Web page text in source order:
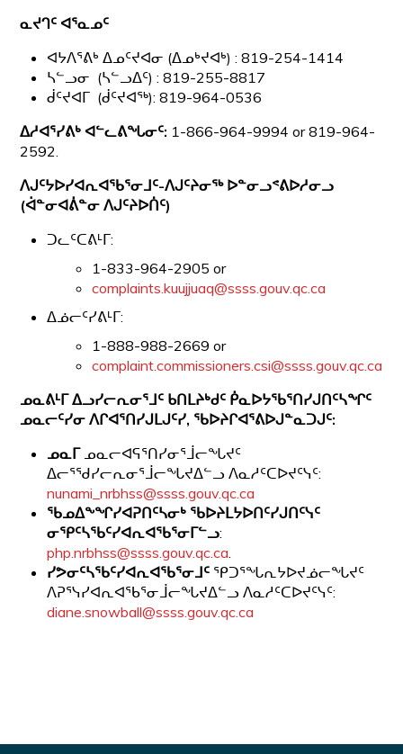
ᓇᔪᒉᑦ ᐊᕐᓇᓄᑦ
ᐊᔭᐱᕐᕕᒃ ᐃᓄᑦᔪᐊᓂ (ᐃᓄᒃᔪᐊᒃ) : 819-254-1414
ᓴᓪᓗᓂ (ᓴᓪᓗᐃᑦ) : 819-255-8817
ᑰᑦᔪᐊᒥ (ᑰᑦᔪᐊᖅ): 819-964-0536
ᐃᓱᐊᕐᓯᕕᒃ ᐊᓪᓚᕕᖓᓂᑦ: 1-866-964-9994 or 819-964-
2592.
ᐱᒍᑦᔭᐅᓯᐊᕆᐊᖃᕐᓂᒧᑦ-ᐱᒍᑦᔨᓂᖅ ᐅᓐᓂᓗᕝᕕᐅᓱᓂᓗ
(ᐋᓐᓂᐊᕖᓐᓂ ᐱᒍᑦᔨᐅᑏᑦ)
ᑐᓚᑦᑕᕕᒻᒥ:
1-833-964-2905 or
complaints.kuujjuaq@ssss.gouv.qc.ca
ᐃᓅᓕᑦᓯᕕᒻᒥ:
1-888-988-2669 or
complaint.commissioners.csi@ssss.gouv.qc.ca
ᓄᓇᕕᒻᒥ ᐃᓗᓯᓕᕆᓂᕐᒧᑦ ᑲᑎᒪᔨᒃᑯᑦ ᑮᓇᐅᔭᖃᕐᑎᓯᒍᑎᑦᓴᖏᑦ
ᓄᓇᓕᑦᓯᓂ ᐱᒋᐊᕐᑎᓯᒍᒪᒍᑦᓯ, ᖃᐅᔨᒋᐊᕐᕕᐅᒍᓐᓇᑐᒍᑦ:
ᓄᓇᒥᓄᓇᓕᐊᕋᕐᑎᓯᓂᕐᒨᓕᖓᔪᑦ
ᐃᓕᕐᖁᓯᓕᕆᓂᕐᒨᓕᖓᔪᐃᓪᓗ ᐱᓇᓱᑦᑕᐅᔪᑦᓭᑦ:
nunami_nrbhss@ssss.gouv.qc.ca
ᖃᓄᐃᖕᖏᓯᐊᕈᑎᑦᓴᓂᒃ ᖃᐅᔨᒪᔭᐅᑎᑦᓯᒍᑎᑦᓭᑦ
ᓂᕿᑦᓴᖃᑦᓯᐊᕆᐊᖃᕐᓂᒥᓪᓗ:
php.nrbhss@ssss.gouv.qc.ca.
ᓯᕗᓂᑦᓴᖃᑦᓯᐊᕆᐊᖃᕐᓂᒧᑦ ᕿᑐᕐᖓᕆᔭᐅᔪᓅᓕᖓᔪᑦ
ᐱᕈᕐᓭᓯᐊᕆᐊᖃᕐᓂᒨᓕᖓᔪᐃᓪᓗ ᐱᓇᓱᑦᑕᐅᔪᑦᓭᑦ:
diane.snowball@ssss.gouv.qc.ca